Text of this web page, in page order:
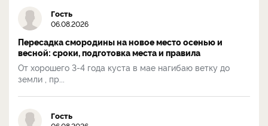
Гость
06.08.2026
Пересадка смородины на новое место осенью и
весной: сроки, подготовка места и правила
От хорошего 3-4 года куста в мае нагибаю ветку до
земли , пр...
Гость